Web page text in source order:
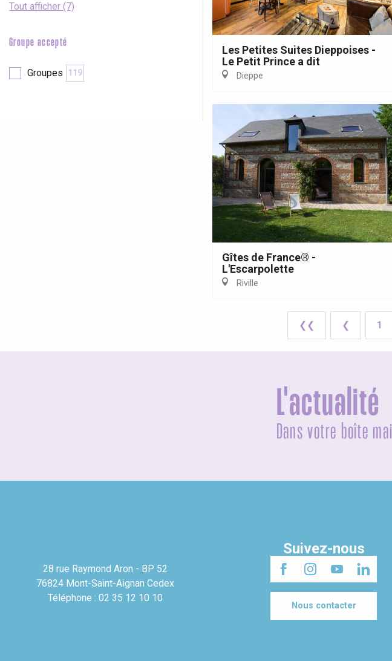
Tout afficher (7)
Groupe accepté
Groupes 119
Les Petites Suites Dieppoises -
Le Petit Prince a dit
Dieppe
Gîtes de France® -
L'Escarpolette
Riville
❮❮ ❮ 1
L'actualité
Dans votre boîte mail
28 rue Raymond Aron - BP 52
76824 Mont-Saint-Aignan Cedex
Téléphone : 02 35 12 10 10
Suivez-nous
Nous contacter